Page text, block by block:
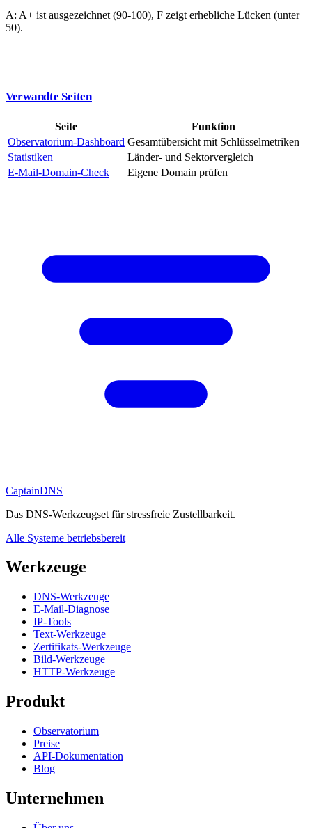
A: A+ ist ausgezeichnet (90-100), F zeigt erhebliche Lücken (unter
50).
Verwandte Seiten
Seite
Funktion
Observatorium-Dashboard Gesamtübersicht mit Schlüsselmetriken
Statistiken
Länder- und Sektorvergleich
E-Mail-Domain-Check
Eigene Domain prüfen
CaptainDNS
Das DNS-Werkzeugset für stressfreie Zustellbarkeit.
Alle Systeme betriebsbereit
Werkzeuge
DNS-Werkzeuge
E-Mail-Diagnose
IP-Tools
Text-Werkzeuge
Zertifikats-Werkzeuge
Bild-Werkzeuge
HTTP-Werkzeuge
Produkt
Observatorium
Preise
API-Dokumentation
Blog
Unternehmen